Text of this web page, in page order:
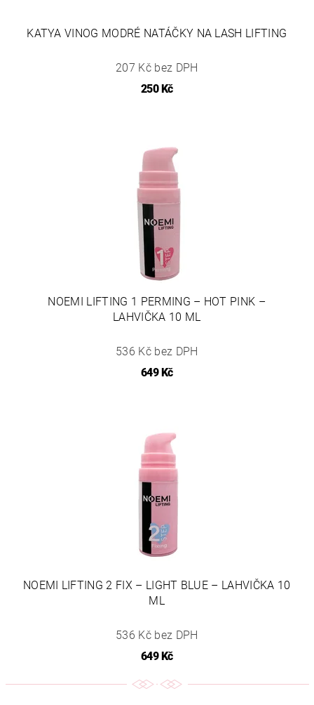
KATYA VINOG MODRÉ NATÁČKY NA LASH LIFTING
207 Kč bez DPH
250 Kč
NOEMI LIFTING 1 PERMING – HOT PINK –
LAHVIČKA 10 ML
536 Kč bez DPH
649 Kč
NOEMI LIFTING 2 FIX – LIGHT BLUE – LAHVIČKA 10
ML
536 Kč bez DPH
649 Kč